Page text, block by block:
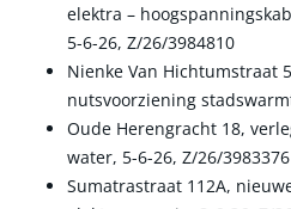
elektra –
5-6-26, Z/26/3984810
Nienke Van Hichtumstraat
nutsvoorziening
Oude Herengracht 18,
water, 5-6-26, Z/26/3983376
Sumatrastraat 112A,